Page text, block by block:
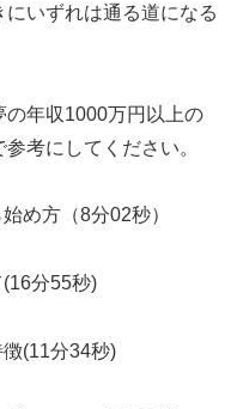
いずれは通る道になる
の年収1000万円以上の
考にしてください。
め方（8分02秒）
分55秒)
(11分34秒)